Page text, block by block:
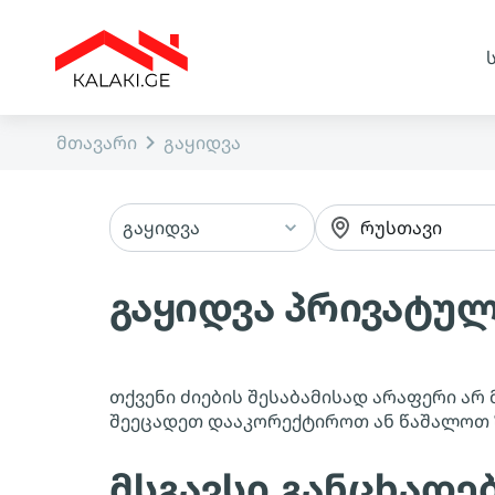
მთავარი გაყიდვა
გაყიდვა რუსთავი
გაყიდვა
თქვენი ძიების შესაბამისად არაფერი არ
შეეცადეთ დააკორექტიროთ ან